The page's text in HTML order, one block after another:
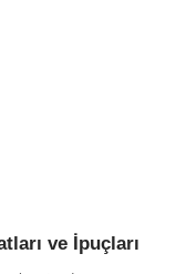
ve İpuçları